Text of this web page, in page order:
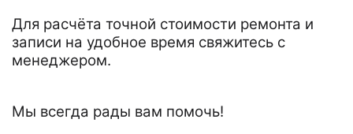
Для расчёта точной стоимости ремонта и
записи на удобное время свяжитесь с
менеджером.
Мы всегда рады вам помочь!